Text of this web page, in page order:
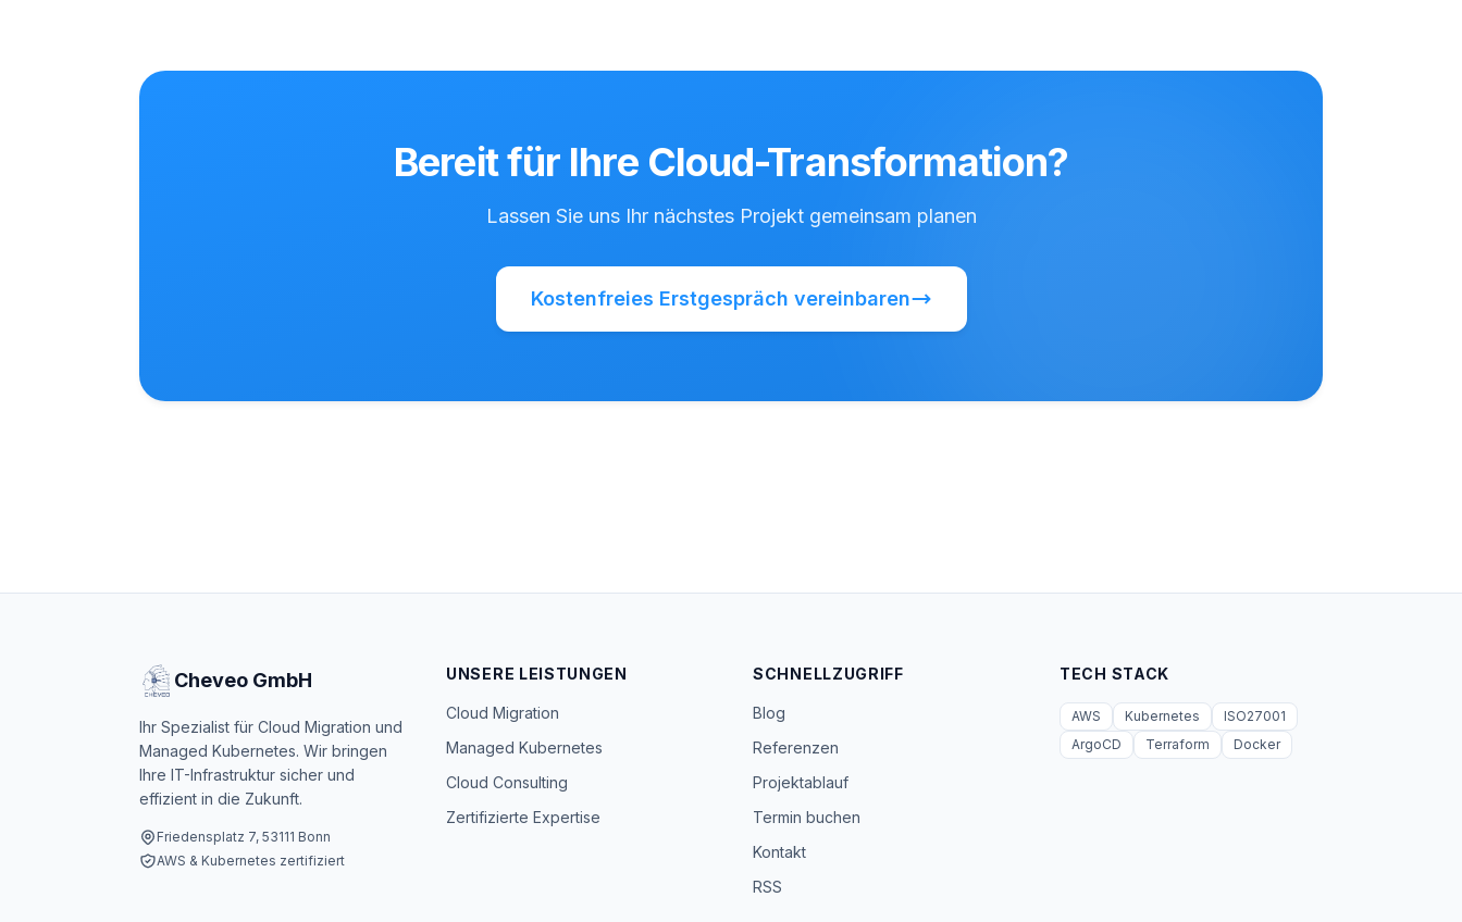
Bereit für Ihre Cloud-Transformation?
Lassen Sie uns Ihr nächstes Projekt gemeinsam planen
Kostenfreies Erstgespräch vereinbaren
Cheveo GmbH
Ihr Spezialist für Cloud Migration und
Managed Kubernetes. Wir bringen
Ihre IT-Infrastruktur sicher und
effizient in die Zukunft.
Friedensplatz 7, 53111 Bonn
AWS & Kubernetes zertifiziert
UNSERE LEISTUNGEN
Cloud Migration
Managed Kubernetes
Cloud Consulting
Zertifizierte Expertise
SCHNELLZUGRIFF
Blog
Referenzen
Projektablauf
Termin buchen
Kontakt
RSS
TECH STACK
AWS Kubernetes
ISO27001
ArgoCD
Terraform Docker